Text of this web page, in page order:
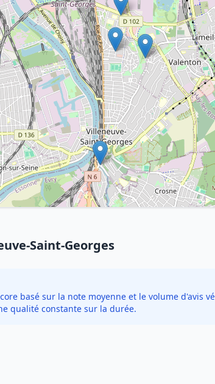
Saint-Georges
basé sur la note moyenne et le volume d'avis
qualité constante sur la durée.